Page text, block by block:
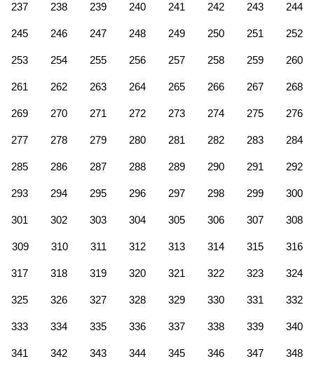
237 238 239 240 241 242 243 244
245 246 247 248 249 250 251 252
253 254 255 256 257 258 259 260
261 262 263 264 265 266 267 268
269 270 271 272 273 274 275 276
277 278 279 280 281 282 283 284
285 286 287 288 289 290 291 292
293 294 295 296 297 298 299 300
301 302 303 304 305 306 307 308
309 310 311 312 313 314 315 316
317 318 319 320 321 322 323 324
325 326 327 328 329 330 331 332
333 334 335 336 337 338 339 340
341 342 343 344 345 346 347 348